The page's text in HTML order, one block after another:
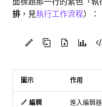
排，見執行工作流程）：
圖示 作用
編輯 進入編輯